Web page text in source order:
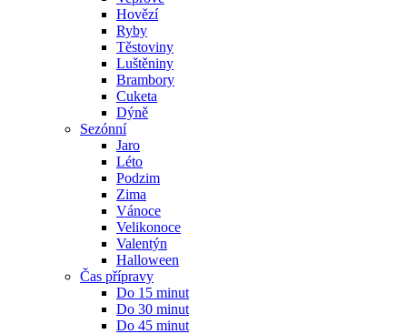
Hovězí
Ryby
Těstoviny
Luštěniny
Brambory
Cuketa
Dýně
Sezónní
Jaro
Léto
Podzim
Zima
Vánoce
Velikonoce
Valentýn
Halloween
Čas přípravy
Do 15 minut
Do 30 minut
Do 45 minut